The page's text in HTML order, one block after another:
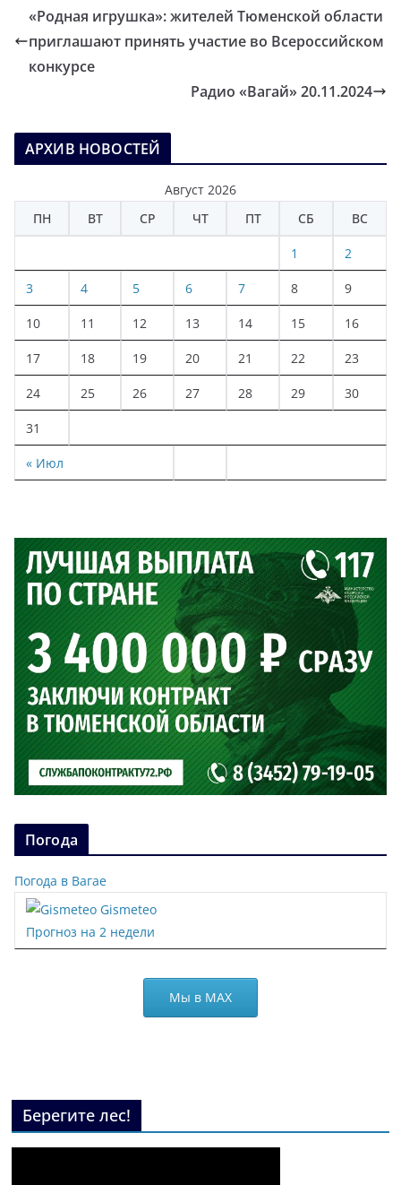
«Родная игрушка»: жителей Тюменской области
приглашают принять участие во Всероссийском
конкурсе
Радио «Вагай» 20.11.2024
АРХИВ НОВОСТЕЙ
Август 2026
ПН
ВТ СР ЧТ ПТ СБ ВС
« Июл
1 2
3 4 5 6 7 8 9
10 11 12 13 14 15 16
17 18 19 20 21 22 23
24 25 26 27 28 29 30
31
Погода
Погода в Вагае
Gismeteo
Прогноз на 2 недели
Мы в МАХ
Берегите лес!